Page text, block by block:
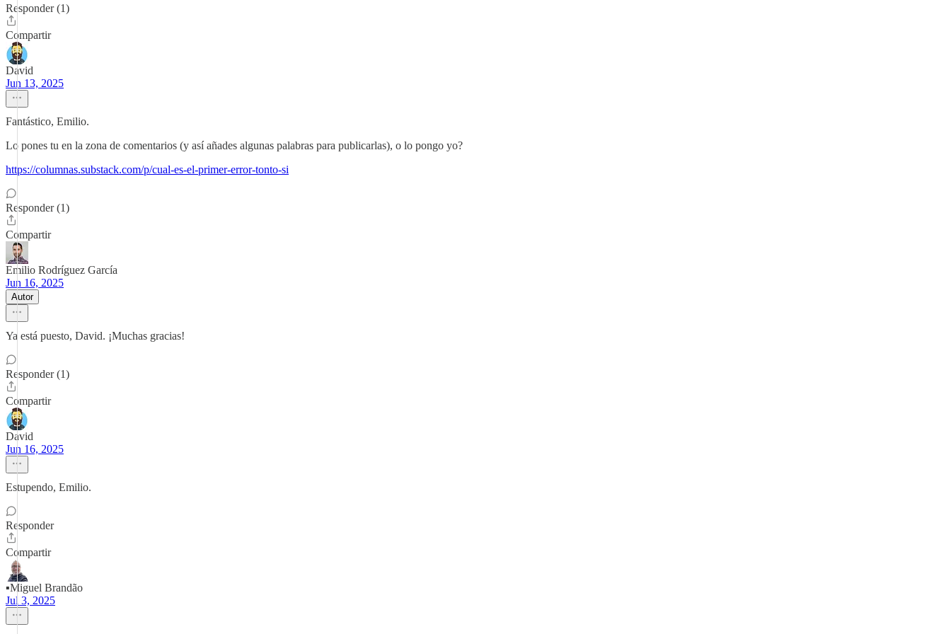
Responder (1)
Compartir
David
Jun 13, 2025
Fantástico, Emilio.
Lo pones tu en la zona de comentarios (y así añades algunas palabras para publicarlas), o lo pongo yo?
https://columnas.substack.com/p/cual-es-el-primer-error-tonto-si
Responder (1)
Compartir
Emilio Rodríguez García
Jun 16, 2025
Autor
Ya está puesto, David. ¡Muchas gracias!
Responder (1)
Compartir
David
Jun 16, 2025
Estupendo, Emilio.
Responder
Compartir
▪️Miguel Brandão
Jul 3, 2025